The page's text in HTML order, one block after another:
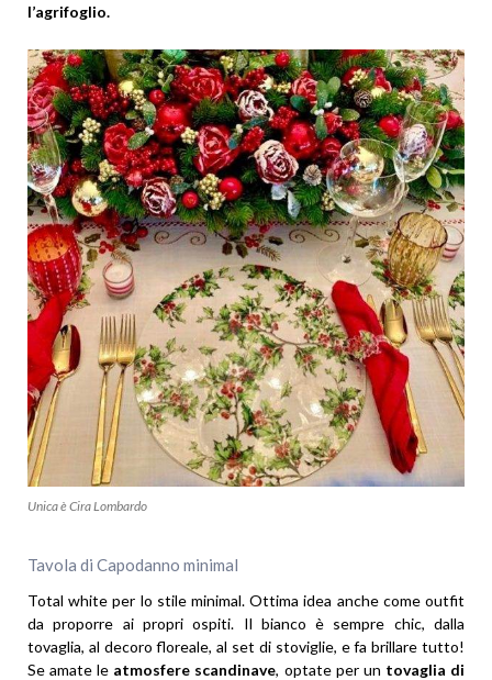
l’agrifoglio.
Unica è Cira Lombardo
Tavola di Capodanno minimal
Total white per lo stile minimal. Ottima idea anche come outfit
da proporre ai propri ospiti. Il bianco è sempre chic, dalla
tovaglia, al decoro floreale, al set di stoviglie, e fa brillare tutto!
Se amate le atmosfere scandinave, optate per un tovaglia di